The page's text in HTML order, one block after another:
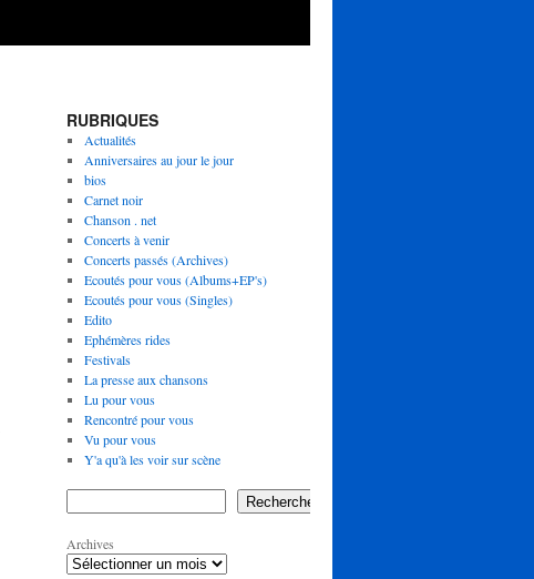
RUBRIQUES
Actualités
Anniversaires au jour le jour
bios
Carnet noir
Chanson . net
Concerts à venir
Concerts passés (Archives)
Ecoutés pour vous (Albums+EP's)
Ecoutés pour vous (Singles)
Edito
Ephémères rides
Festivals
La presse aux chansons
Lu pour vous
Rencontré pour vous
Vu pour vous
Y'a qu'à les voir sur scène
Rechercher
Archives